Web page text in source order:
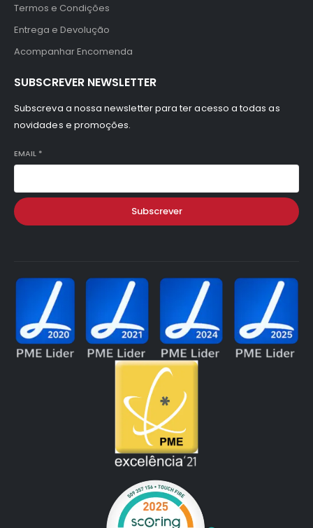
Termos e Condições
Entrega e Devolução
Acompanhar Encomenda
SUBSCREVER NEWSLETTER
Subscreva a nossa newsletter para ter acesso a todas as
novidades e promoções.
EMAIL *
Subscrever